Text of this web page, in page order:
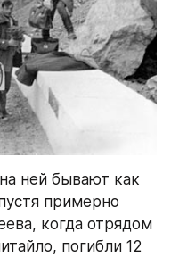
ней бывают как
примерно
когда отрядом
погибли 12